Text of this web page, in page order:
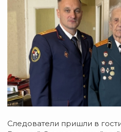
Следователи пришли в